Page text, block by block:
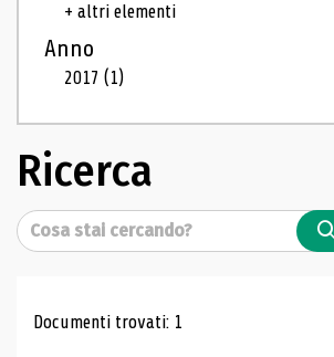
+ altri elementi
Anno
2017(1)
Ricerca
Cerca
Risultati di ricerca
Documenti trovati: 1